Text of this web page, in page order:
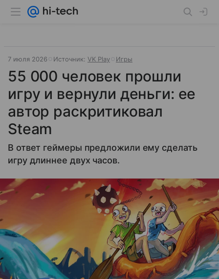
7 июля 2026 Источник: VK Play Игры
55 000 человек прошли
игру и вернули деньги: ее
автор раскритиковал
Steam
В ответ геймеры предложили ему сделать
игру длиннее двух часов.